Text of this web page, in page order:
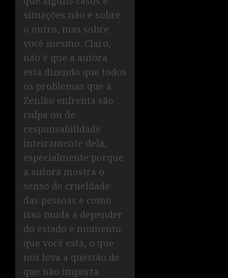
situações não é sobre
o outro, mas sobre
você mesmo. Claro,
não é que a autora
está dizendo que todos
os problemas que a
Zeniko enfrenta são
culpa ou de
responsabilidade
inteiramente dela,
especialmente porque
a autora mostra o
senso de crueldade
das pessoas e como
isso muda a depender
do estado e momento
que você está, o que
nos leva a questão de
que não importa